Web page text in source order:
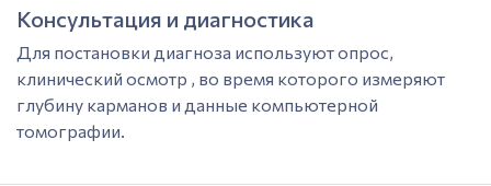
Консультация и диагностика
Для постановки диагноза используют опрос,
клинический осмотр , во время которого измеряют
глубину карманов и данные компьютерной
томографии.